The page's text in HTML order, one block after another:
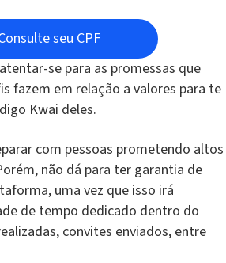
seu CPF
se para as promessas que
fazem em relação a valores para te
Kwai deles.
com pessoas prometendo altos
não dá para ter garantia de
uma vez que isso irá
de tempo dedicado dentro do
convites enviados, entre